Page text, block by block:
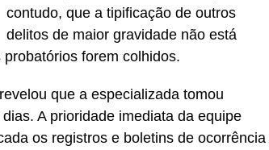
contudo, que a tipificação de outros
delitos de maior gravidade não está
forem colhidos.
que a especializada tomou
A prioridade imediata da equipe
os registros e boletins de ocorrência